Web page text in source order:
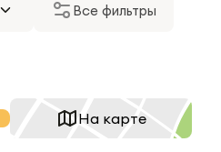
Все фильтры
На карте